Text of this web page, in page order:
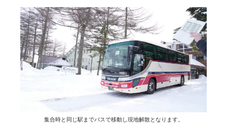
集合時と同じ駅までバスで移動し現地解散となります。